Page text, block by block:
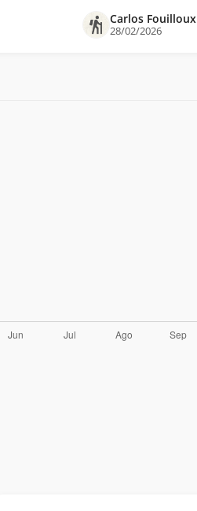
Carlos Fouilloux
28/02/2026